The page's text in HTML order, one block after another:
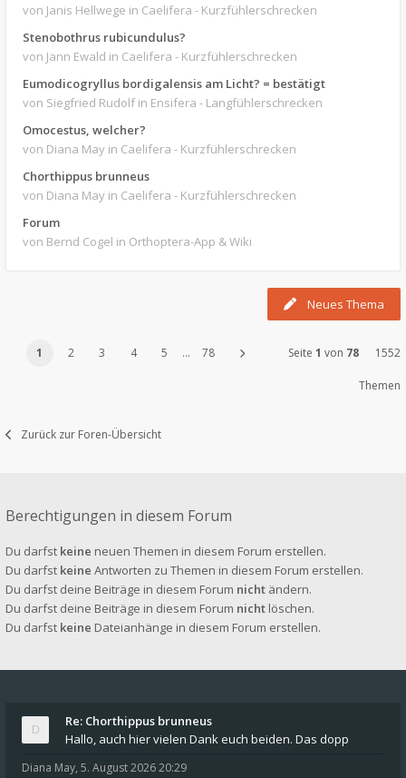
von Janis Hellwege in Caelifera - Kurzfühlerschrecken
Stenobothrus rubicundulus?
von Jann Ewald in Caelifera - Kurzfühlerschrecken
Eumodicogryllus bordigalensis am Licht? = bestätigt
von Siegfried Rudolf in Ensifera - Langfühlerschrecken
Omocestus, welcher?
von Diana May in Caelifera - Kurzfühlerschrecken
Chorthippus brunneus
von Diana May in Caelifera - Kurzfühlerschrecken
Forum
von Bernd Cogel in Orthoptera-App & Wiki
Neues Thema
1 2 3 4 5 … 78 Seite 1 von 78 1552
Themen
Zurück zur Foren-Übersicht
Berechtigungen in diesem Forum
Du darfst keine neuen Themen in diesem Forum erstellen.
Du darfst keine Antworten zu Themen in diesem Forum erstellen.
Du darfst deine Beiträge in diesem Forum nicht ändern.
Du darfst deine Beiträge in diesem Forum nicht löschen.
Du darfst keine Dateianhänge in diesem Forum erstellen.
Re: Chorthippus brunneus
Hallo, auch hier vielen Dank euch beiden. Das dopp
Diana May, 5. August 2026 20:29